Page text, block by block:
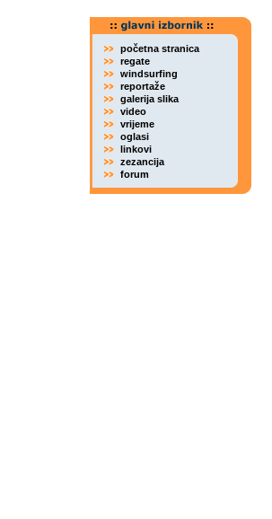
početna stranica
regate
windsurfing
reportaže
galerija slika
video
vrijeme
oglasi
linkovi
zezancija
forum